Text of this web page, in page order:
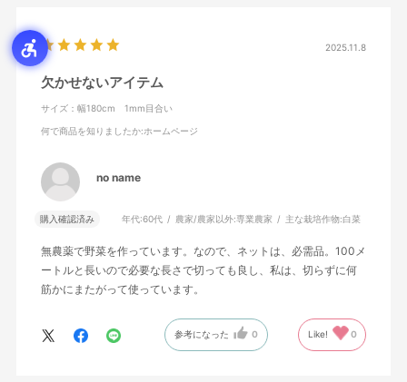
2025.11.8
欠かせないアイテム
サイズ：幅180cm 1mm目合い
何で商品を知りましたか:ホームページ
no name
購入確認済み 年代:60代 農家/農家以外:専業農家 主な栽培作物:白菜
無農薬で野菜を作っています。なので、ネットは、必需品。100メ
ートルと長いので必要な長さで切っても良し、私は、切らずに何
筋かにまたがって使っています。
参考になった 0 Like! 0